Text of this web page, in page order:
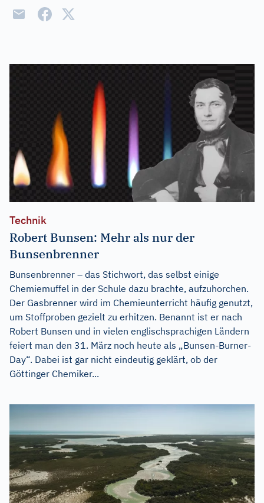
Technik
Robert Bunsen: Mehr als nur der
Bunsenbrenner
Bunsenbrenner – das Stichwort, das selbst einige
Chemiemuffel in der Schule dazu brachte, aufzuhorchen.
Der Gasbrenner wird im Chemieunterricht häufig genutzt,
um Stoffproben gezielt zu erhitzen. Benannt ist er nach
Robert Bunsen und in vielen englischsprachigen Ländern
feiert man den 31. März noch heute als „Bunsen-Burner-
Day“. Dabei ist gar nicht eindeutig geklärt, ob der
Göttinger Chemiker...